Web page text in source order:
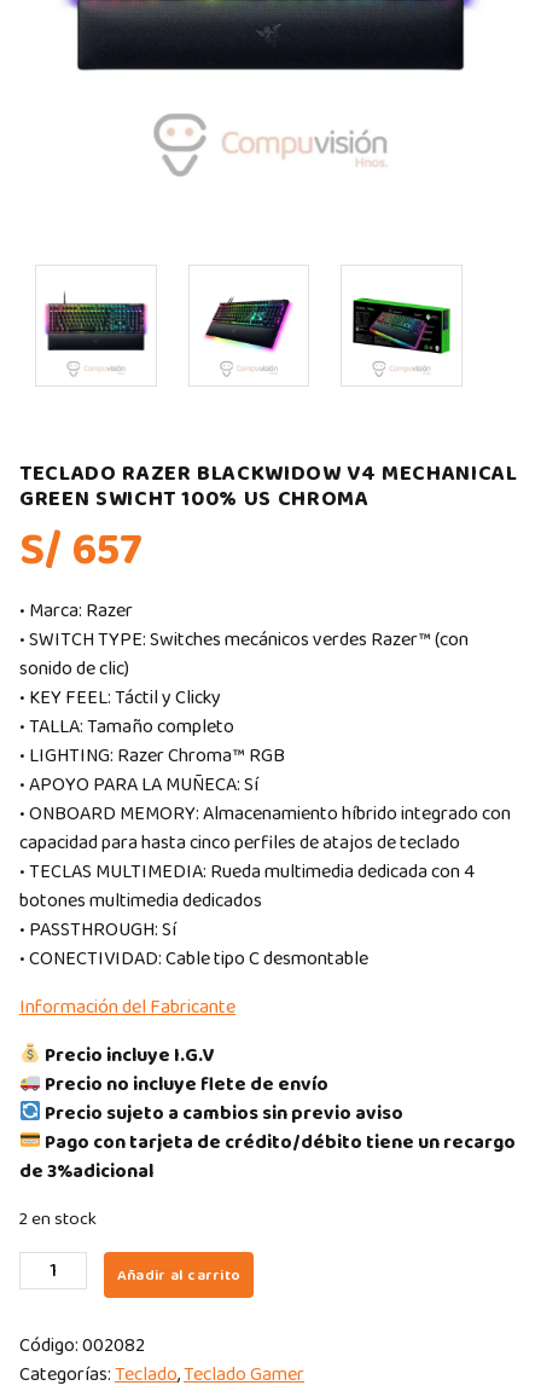
TECLADO RAZER BLACKWIDOW V4 MECHANICAL
GREEN SWICHT 100% US CHROMA
S/ 657
• Marca: Razer
• SWITCH TYPE: Switches mecánicos verdes Razer™ (con
sonido de clic)
• KEY FEEL: Táctil y Clicky
• TALLA: Tamaño completo
• LIGHTING: Razer Chroma™ RGB
• APOYO PARA LA MUÑECA: Sí
• ONBOARD MEMORY: Almacenamiento híbrido integrado con
capacidad para hasta cinco perfiles de atajos de teclado
• TECLAS MULTIMEDIA: Rueda multimedia dedicada con 4
botones multimedia dedicados
• PASSTHROUGH: Sí
• CONECTIVIDAD: Cable tipo C desmontable
Información del Fabricante
Precio incluye I.G.V
Precio no incluye flete de envío
Precio sujeto a cambios sin previo aviso
Pago con tarjeta de crédito/débito tiene un recargo
de 3%adicional
2 en stock
TECLADO
RAZER
V4
MECHANICAL
Añadir al carrito
Código:002082
Categorías:Teclado,Teclado Gamer